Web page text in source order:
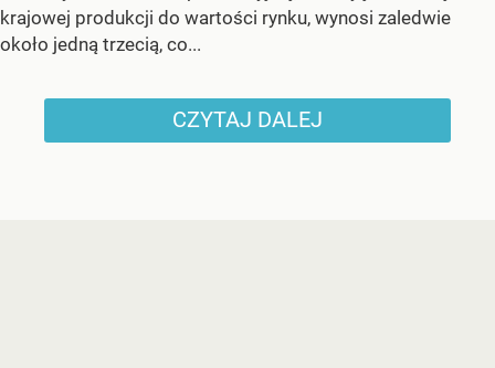
krajowej produkcji do wartości rynku, wynosi zaledwie
około jedną trzecią, co...
CZYTAJ DALEJ